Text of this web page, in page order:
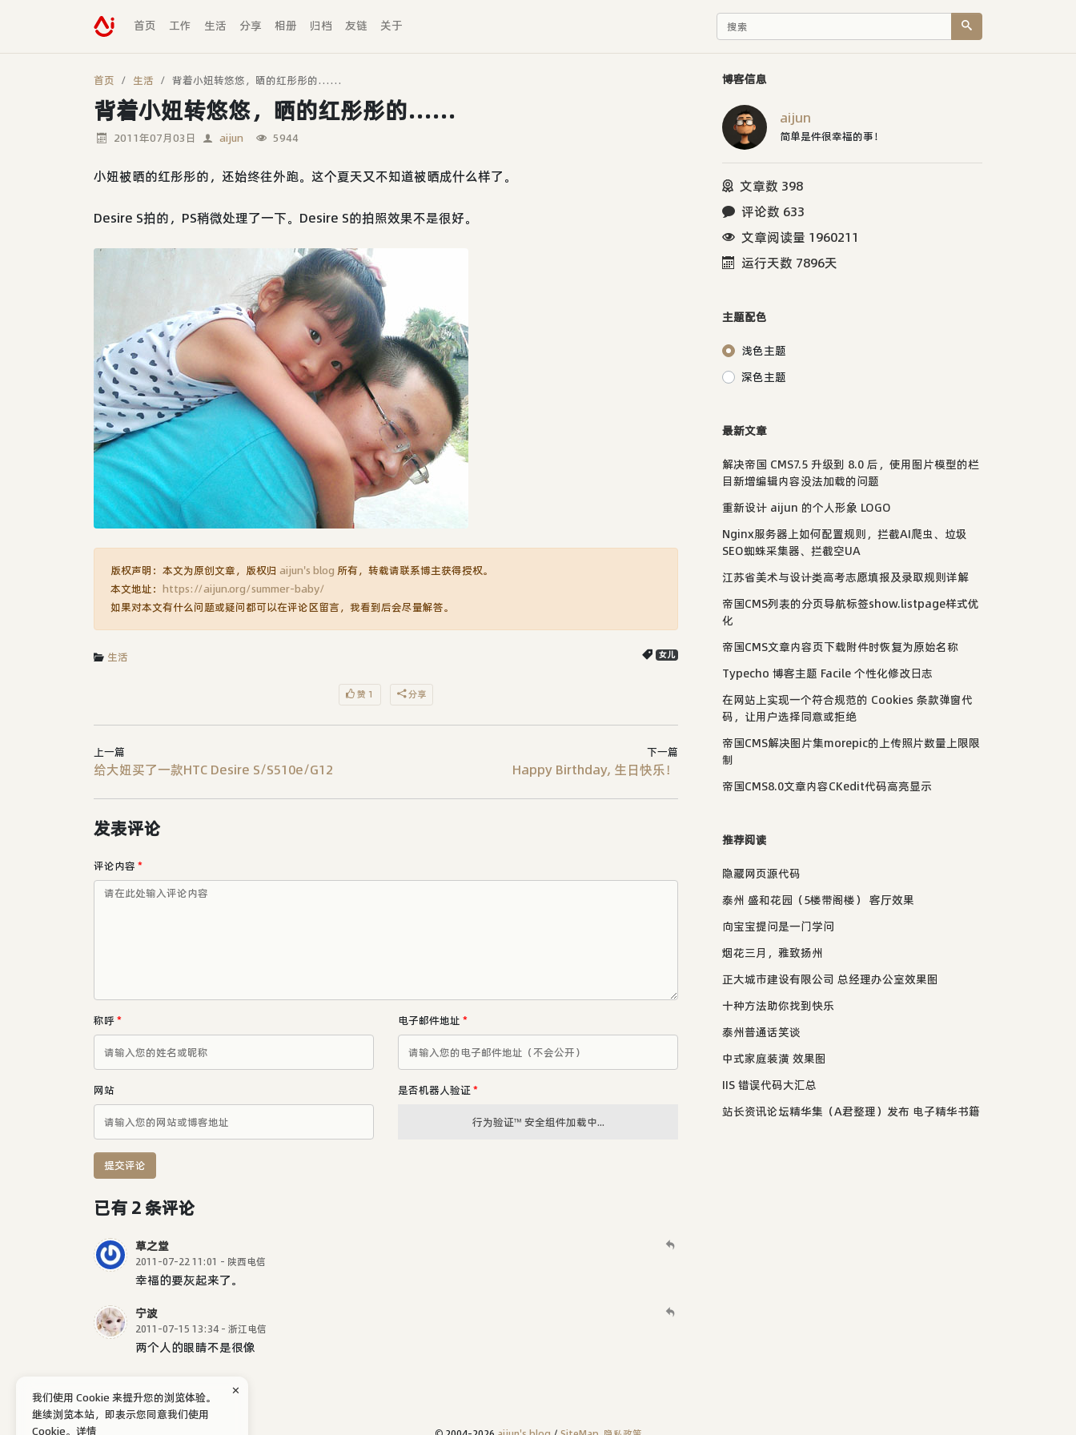
首页 工作 生活 分享 相册 归档 友链 关于
首页 生活 背着小妞转悠悠，晒的红彤彤的……
背着小妞转悠悠，晒的红彤彤的……
2011年07月03日 aijun 5944
小妞被晒的红彤彤的，还始终往外跑。这个夏天又不知道被晒成什么样了。
Desire S拍的，PS稍微处理了一下。Desire S的拍照效果不是很好。
版权声明：本文为原创文章，版权归 aijun's blog 所有，转载请联系博主获得授权。
本文地址： https://aijun.org/summer-baby/
如果对本文有什么问题或疑问都可以在评论区留言，我看到后会尽量解答。
生活 女儿
赞 1 分享
上一篇
给大妞买了一款HTC Desire S/S510e/G12
下一篇
Happy Birthday, 生日快乐！
发表评论
评论内容 *
称呼* 电子邮件地址 *
网站 是否机器人验证 *
行为验证™ 安全组件加载中...
提交评论
已有 2 条评论
草之堂
2011-07-22 11:01 - 陕西电信
幸福的要灰起来了。
宁波
2011-07-15 13:34 - 浙江电信
两个人的眼睛不是很像
博客信息
aijun
简单是件很幸福的事！
文章数 398
评论数 633
文章阅读量 1960211
运行天数 7896天
主题配色
浅色主题
深色主题
最新文章
解决帝国 CMS7.5 升级到 8.0 后，使用图片模型的栏
目新增编辑内容没法加载的问题
重新设计 aijun 的个人形象 LOGO
Nginx服务器上如何配置规则，拦截AI爬虫、垃圾
SEO蜘蛛采集器、拦截空UA
江苏省美术与设计类高考志愿填报及录取规则详解
帝国CMS列表的分页导航标签show.listpage样式优
化
帝国CMS文章内容页下载附件时恢复为原始名称
Typecho 博客主题 Facile 个性化修改日志
在网站上实现一个符合规范的 Cookies 条款弹窗代
码，让用户选择同意或拒绝
帝国CMS解决图片集morepic的上传照片数量上限限
制
帝国CMS8.0文章内容CKedit代码高亮显示
推荐阅读
隐藏网页源代码
泰州 盛和花园（5楼带阁楼） 客厅效果
向宝宝提问是一门学问
烟花三月，雅致扬州
正大城市建设有限公司 总经理办公室效果图
十种方法助你找到快乐
泰州普通话笑谈
中式家庭装潢 效果图
IIS 错误代码大汇总
站长资讯论坛精华集（A君整理）发布 电子精华书籍
✕
我们使用 Cookie 来提升您的浏览体验。
继续浏览本站，即表示您同意我们使用
Cookie。 详情